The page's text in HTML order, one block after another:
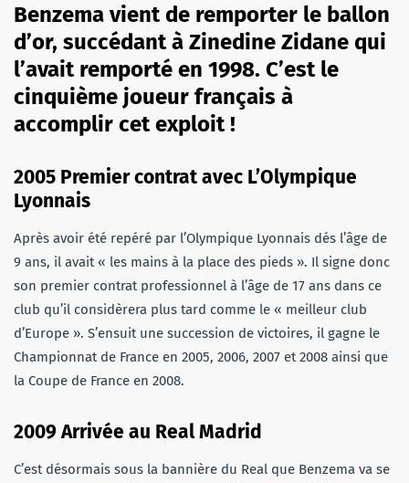
Benzema vient de remporter le ballon
d’or, succédant à Zinedine Zidane qui
l’avait remporté en 1998. C’est le
cinquième joueur français à
accomplir cet exploit !
2005 Premier contrat avec L’Olympique
Lyonnais
Après avoir été repéré par l’Olympique Lyonnais dés l’âge de
9 ans, il avait « les mains à la place des pieds ». Il signe donc
son premier contrat professionnel à l’âge de 17 ans dans ce
club qu’il considèrera plus tard comme le « meilleur club
d’Europe ». S’ensuit une succession de victoires, il gagne le
Championnat de France en 2005, 2006, 2007 et 2008 ainsi que
la Coupe de France en 2008.
2009 Arrivée au Real Madrid
C’est désormais sous la bannière du Real que Benzema va se